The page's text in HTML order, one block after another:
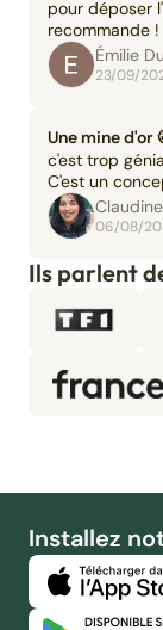
pour déposer
recommande !
Émilie
23/09/
Une mine d'or
c'est trop
C'est un
06/08/
Ils parlent
Installez